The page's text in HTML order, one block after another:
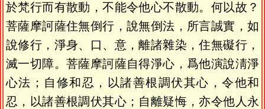
於梵行而有散動，不能令他心不散動。何以故？
菩薩摩訶薩住無倒行，說無倒法，所言誠實，如
說修行，淨身、口、意，離諸雜染，住無礙行，
滅一切障。菩薩摩訶薩自得淨心，爲他演說淸淨
心法；自修和忍，以諸善根調伏其心，令他和
忍，以諸善根調伏其心；自離疑悔，亦令他人永